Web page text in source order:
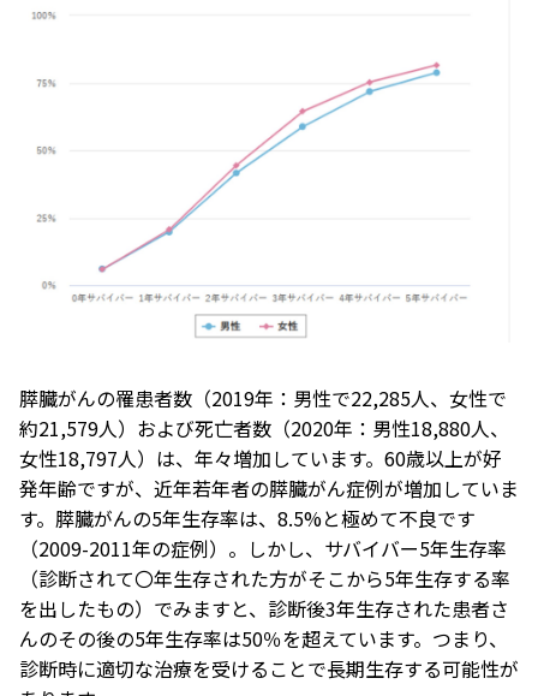
膵臓がんの罹患者数（2019年：男性で22,285人、女性で
約21,579人）および死亡者数（2020年：男性18,880人、
女性18,797人）は、年々増加しています。60歳以上が好
発年齢ですが、近年若年者の膵臓がん症例が増加していま
す。膵臓がんの5年生存率は、8.5%と極めて不良です
（2009-2011年の症例）。しかし、サバイバー5年生存率
（診断されて〇年生存された方がそこから5年生存する率
を出したもの）でみますと、診断後3年生存された患者さ
んのその後の5年生存率は50％を超えています。つまり、
診断時に適切な治療を受けることで長期生存する可能性が